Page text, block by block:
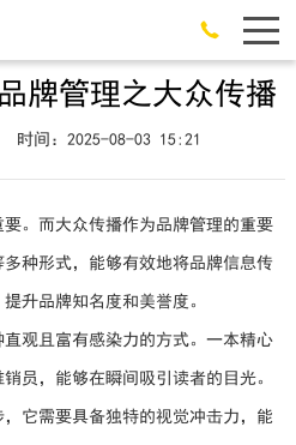
牌管理之大众传播
时间：2025-08-03 15:21
。而大众传播作为品牌管理的重要
种形式，能够有效地将品牌信息传
升品牌知名度和美誉度。
观且富有感染力的方式。一本精心
员，能够在瞬间吸引读者的目光。
它需要具备独特的视觉冲击力，能